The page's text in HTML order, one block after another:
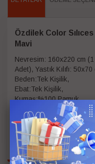
Özdilek Color
Mavi
Nevresim: 160x220 cm
Adet), Yastık Kılıfı:
Beden:Tek Kişilik,
Ebat:Tek Kişilik,
Kumaş:%100 Pamuk
Kişi Bilgisi
Çift Kişilik
Renk
Mavi